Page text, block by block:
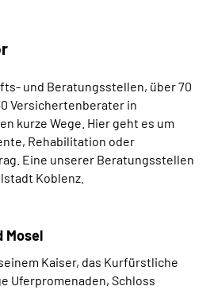
(DGS)
und Beratungsstellen, über 70
Versichertenberater in
kurze Wege. Hier geht es um
Rehabilitation oder
Eine unserer Beratungsstellen
Koblenz.
Mosel
Kaiser, das Kurfürstliche
Uferpromenaden, Schloss